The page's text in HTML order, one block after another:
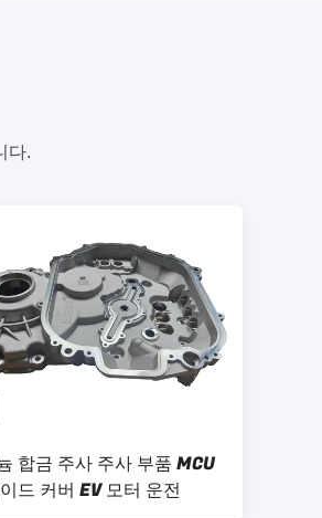
다.
합금 주사 주사 부품 MCU
드 커버 EV 모터 운전